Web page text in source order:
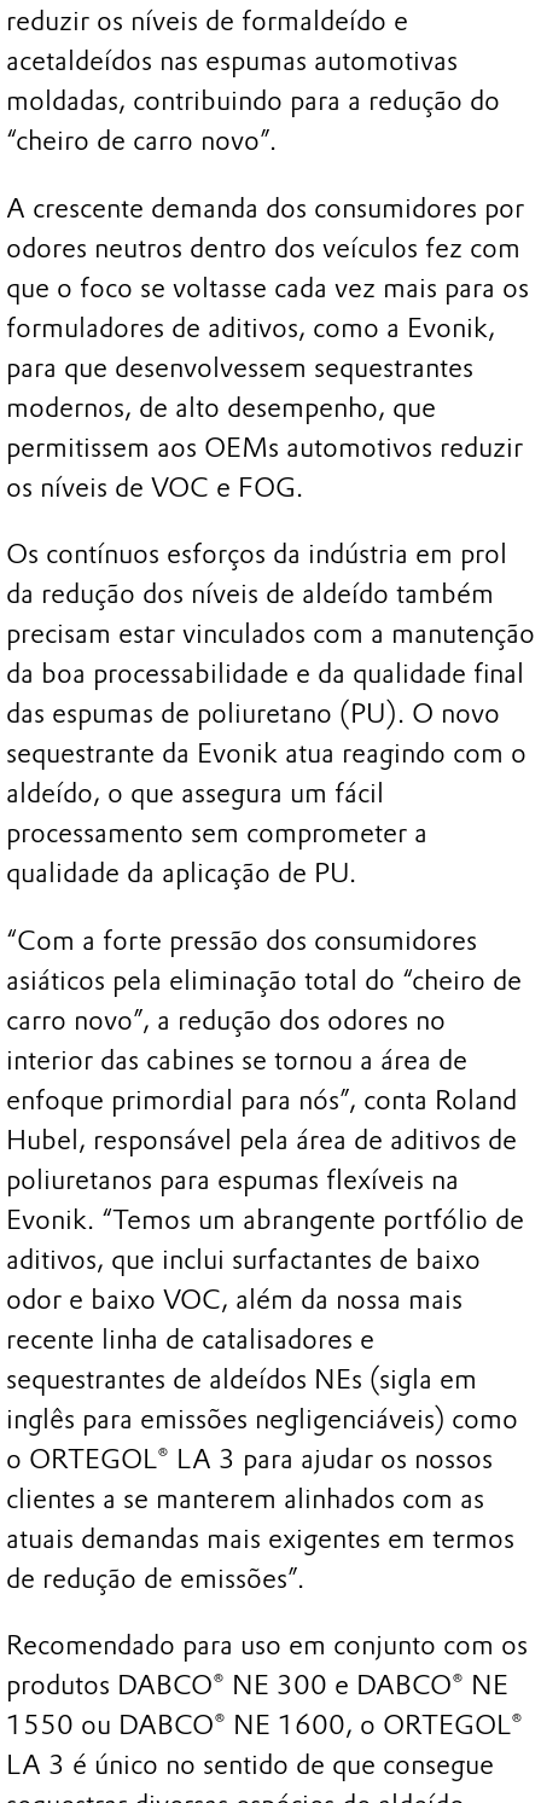
reduzir os níveis de formaldeído e
acetaldeídos nas espumas automotivas
moldadas, contribuindo para a redução do
“cheiro de carro novo”.
A crescente demanda dos consumidores por
odores neutros dentro dos veículos fez com
que o foco se voltasse cada vez mais para os
formuladores de aditivos, como a Evonik,
para que desenvolvessem sequestrantes
modernos, de alto desempenho, que
permitissem aos OEMs automotivos reduzir
os níveis de VOC e FOG.
Os contínuos esforços da indústria em prol
da redução dos níveis de aldeído também
precisam estar vinculados com a manutenção
da boa processabilidade e da qualidade final
das espumas de poliuretano (PU). O novo
sequestrante da Evonik atua reagindo com o
aldeído, o que assegura um fácil
processamento sem comprometer a
qualidade da aplicação de PU.
“Com a forte pressão dos consumidores
asiáticos pela eliminação total do “cheiro de
carro novo”, a redução dos odores no
interior das cabines se tornou a área de
enfoque primordial para nós”, conta Roland
Hubel, responsável pela área de aditivos de
poliuretanos para espumas flexíveis na
Evonik. “Temos um abrangente portfólio de
aditivos, que inclui surfactantes de baixo
odor e baixo VOC, além da nossa mais
recente linha de catalisadores e
sequestrantes de aldeídos NEs (sigla em
inglês para emissões negligenciáveis) como
o ORTEGOL® LA 3 para ajudar os nossos
clientes a se manterem alinhados com as
atuais demandas mais exigentes em termos
de redução de emissões”.
Recomendado para uso em conjunto com os
produtos DABCO® NE 300 e DABCO® NE
1550 ou DABCO® NE 1600, o ORTEGOL®
LA 3 é único no sentido de que consegue